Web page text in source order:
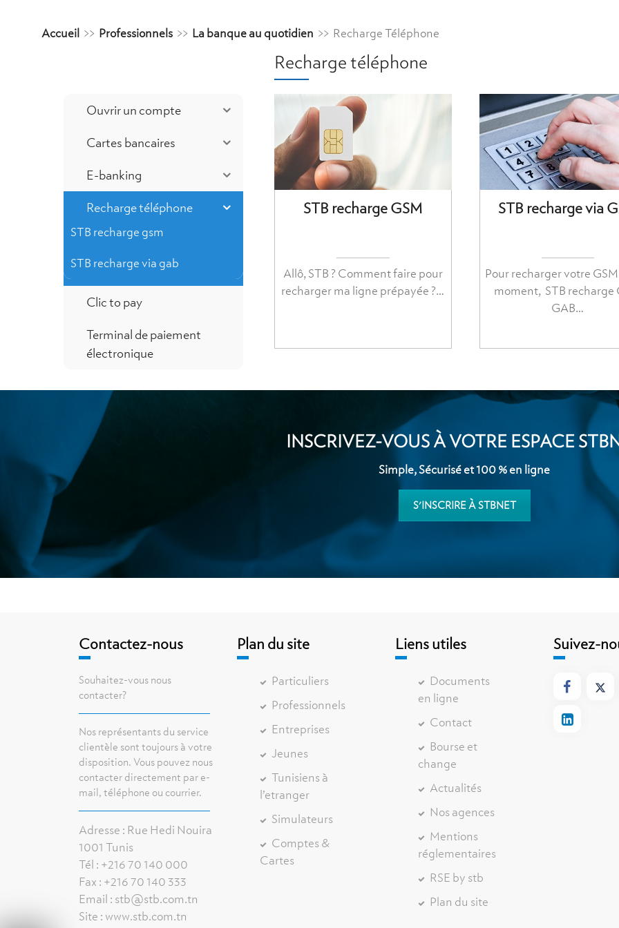
Accueil >> Professionnels >> La banque au quotidien >> Recharge Téléphone
Ouvrir un compte
Cartes bancaires
E-banking
Recharge téléphone
STB recharge gsm
STB recharge via gab
Clic to pay
Terminal de paiement
électronique
Recharge téléphone
STB recharge GSM
Allô, STB ? Comment faire pour
recharger ma ligne prépayée ?…
STB recharge via
Pour recharger votre
moment, STB recharge
GAB…
INSCRIVEZ-VOUS À VOTRE ESPACE
Simple, Sécurisé et 100 % en ligne
S'INSCRIRE À STBNET
Contactez-nous
Souhaitez-vous nous
contacter?
Nos représentants du service
clientèle sont toujours à votre
disposition. Vous pouvez nous
contacter directement par e-
mail, téléphone ou courrier.
Adresse : Rue Hedi Nouira
1001 Tunis
Tél : +216 70 140 000
Fax : +216 70 140 333
Email : stb@stb.com.tn
Site : www.stb.com.tn
Plan du site
Particuliers
Professionnels
Entreprises
Jeunes
Tunisiens à
l’etranger
Simulateurs
Comptes &
Cartes
Liens utiles
Documents
en ligne
Contact
Bourse et
change
Actualités
Nos agences
Mentions
réglementaires
RSE by stb
Plan du site
Suivez-